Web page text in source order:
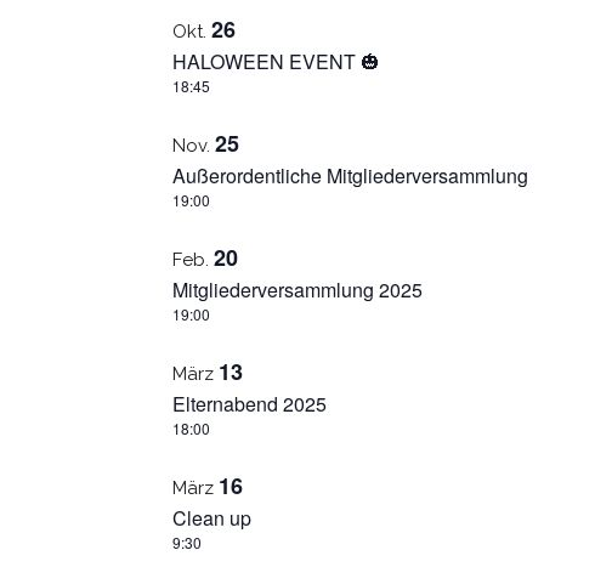
Okt. 26
HALOWEEN EVENT 🎃
18:45
Nov. 25
Außerordentliche Mitgliederversammlung
19:00
Feb. 20
Mitgliederversammlung 2025
19:00
März 13
Elternabend 2025
18:00
März 16
Clean up
9:30